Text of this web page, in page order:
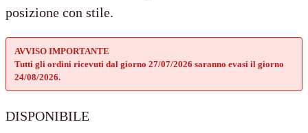
posizione con stile.
AVVISO IMPORTANTE
Tutti gli ordini ricevuti dal giorno 27/07/2026 saranno evasi il giorno
24/08/2026.
DISPONIBILE